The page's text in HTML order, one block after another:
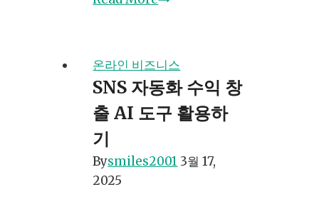
미
지
및
영
판
매
온라인 비즈니스
SNS 자동화 수익 창
출 AI 도구 활용하
기
Bysmiles2001 3월 17,
2025